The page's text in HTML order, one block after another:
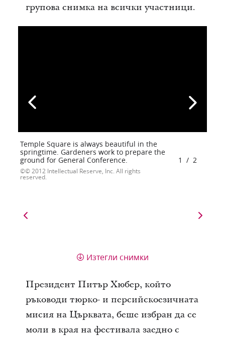
групова снимка на всички участници.
Temple Square is always beautiful in the
springtime. Gardeners work to prepare the
ground for General Conference.
© 2012 Intellectual Reserve, Inc. All rights
reserved.
1 / 2
Изтегли снимки
Президент Питър Хюбер, който
ръководи тюрко- и персийскоезичната
мисия на Църквата, беше избран да се
моли в края на фестивала заедно с